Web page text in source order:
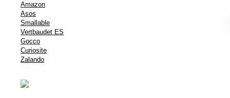
Amazon
Asos
Smallable
Vertbaudet ES
Gocco
Curiosite
Zalando